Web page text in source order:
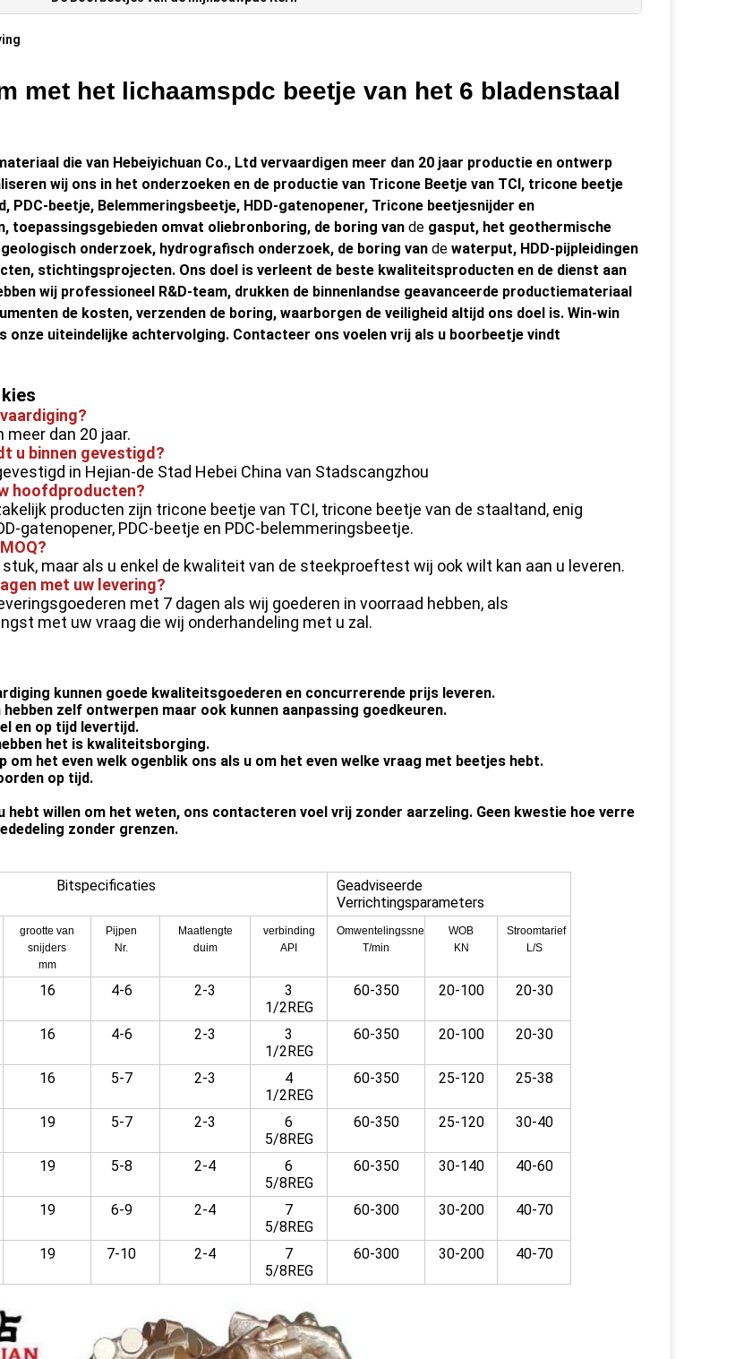
met het lichaamspdc beetje van het 6 bladenstaal
die van Hebeiyichuan Co., Ltd vervaardigen meer dan 20 jaar productie en ontwerp
wij ons in het onderzoeken en de productie van Tricone Beetje van TCI, tricone beetje
PDC-beetje, Belemmeringsbeetje, HDD-gatenopener, Tricone beetjesnijder en
toepassingsgebieden omvat oliebronboring, de boring van de gasput, het geothermische
onderzoek, hydrografisch onderzoek, de boring van de waterput, HDD-pijpleidingen
stichtingsprojecten. Ons doel is verleent de beste kwaliteitsproducten en de dienst aan
wij professioneel R&D-team, drukken de binnenlandse geavanceerde productiemateriaal
de kosten, verzenden de boring, waarborgen de veiligheid altijd ons doel is. Win-win
onze uiteindelijke achtervolging. Contacteer ons voelen vrij als u boorbeetje vindt
meer dan 20 jaar.
u binnen gevestigd?
in Hejian-de Stad Hebei China van Stadscangzhou
hoofdproducten?
producten zijn tricone beetje van TCI, tricone beetje van de staaltand, enig
gatenopener, PDC-beetje en PDC-belemmeringsbeetje.
stuk, maar als u enkel de kwaliteit van de steekproeftest wij ook wilt kan aan u leveren.
met uw levering?
met 7 dagen als wij goederen in voorraad hebben, als
met uw vraag die wij onderhandeling met u zal.
kunnen goede kwaliteitsgoederen en concurrerende prijs leveren.
hebben zelf ontwerpen maar ook kunnen aanpassing goedkeuren.
en op tijd levertijd.
het is kwaliteitsborging.
om het even welk ogenblik ons als u om het even welke vraag met beetjes hebt.
op tijd.
hebt willen om het weten, ons contacteren voel vrij zonder aarzeling. Geen kwestie hoe verre
zonder grenzen.
Bitspecificaties
Geadviseerde
Verrichtingsparameters
grootte van
snijders
mm
Pijpen
Nr.
Maatlengte
duim
verbinding
API
Omwentelingssnelheid
T/min
WOB
KN
Stroomtarief
L/S
16 4-6 2-3
3
1/2REG
60-350 20-100 20-30
16 4-6 2-3
3
1/2REG
60-350 20-100 20-30
16 5-7 2-3
4
1/2REG
60-350 25-120 25-38
19 5-7 2-3
6
5/8REG
60-350 25-120 30-40
19 5-8 2-4
6
5/8REG
60-350 30-140 40-60
19 6-9 2-4
7
5/8REG
60-300 30-200 40-70
19 7-10 2-4
7
5/8REG
60-300 30-200 40-70